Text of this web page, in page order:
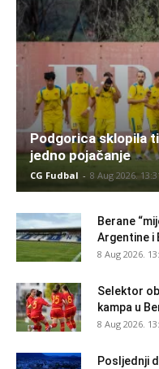
Podgorica sklopila
jedno pojačanje
CG Fudbal - 8 Aug 2026.
Berane
Argentine i
8 Aug 2026.
Selektor
kampa u
8 Aug 2026.
Posljednji